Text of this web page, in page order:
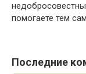
помогаете тем
Последние